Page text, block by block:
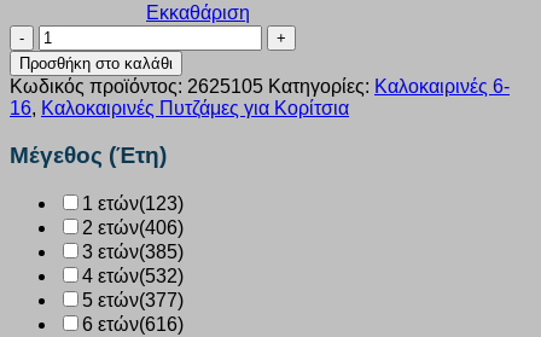
Εκκαθάριση
Πυτζάμα
κορίτσι
Dreams
“SET
TIGER
ALLOVER”
ροζ
ποσότητα
Προσθήκη στο καλάθι
Κωδικός προϊόντος: 2625105 Κατηγορίες: Καλοκαιρινές 6-
16, Καλοκαιρινές Πυτζάμες για Κορίτσια
Μέγεθος (Έτη)
1 ετών(123)
2 ετών(406)
3 ετών(385)
4 ετών(532)
5 ετών(377)
6 ετών(616)